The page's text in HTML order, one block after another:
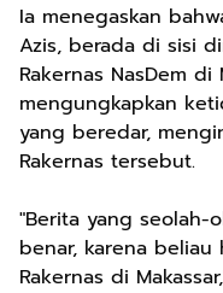
Ia menegaskan
Azis, berada di sisi
Rakernas NasDem di
mengungkapkan
yang beredar,
Rakernas tersebut.
"Berita yang
benar, karena
Rakernas di